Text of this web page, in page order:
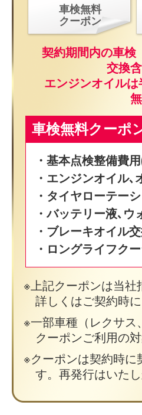
車検無料
クーポン
契約期間内の車検
交換
エンジンオイル
車検無料クーポ
・基本点検整備費
・エンジンオイル
・タイヤローテー
・バッテリー液､ウ
・ブレーキオイル
・ロングライフク
上記クーポンは当
詳しくはご契約時
一部車種（レクサス
クーポンご利用の
クーポンは契約時
す。再発行はいた